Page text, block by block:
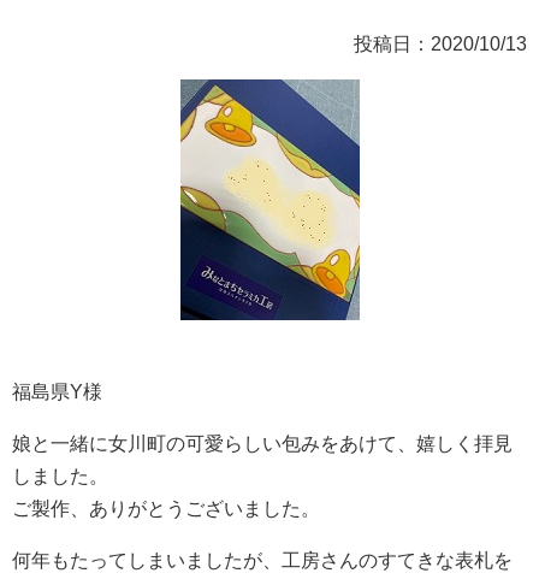
投稿日：2020/10/13
福島県Y様
娘と一緒に女川町の可愛らしい包みをあけて、嬉しく拝見
しました。
ご製作、ありがとうございました。
何年もたってしまいましたが、工房さんのすてきな表札を